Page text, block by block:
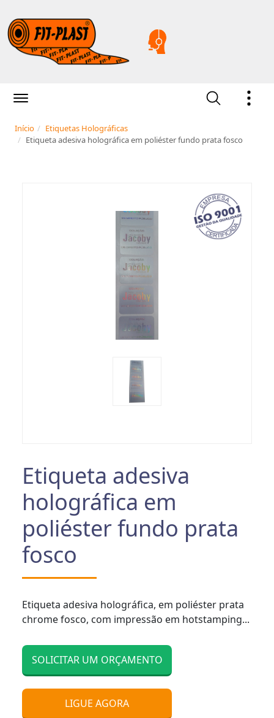
Início
Etiquetas Holográficas
Etiqueta adesiva holográfica em poliéster fundo prata fosco
Etiqueta adesiva
holográfica em
poliéster fundo prata
fosco
Etiqueta adesiva holográfica, em poliéster prata
chrome fosco, com impressão em hotstamping...
SOLICITAR UM ORÇAMENTO
LIGUE AGORA